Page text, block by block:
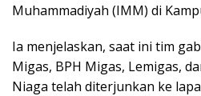
Muhammadiyah (IMM) di
Ia menjelaskan, saat ini tim
Migas, BPH Migas, Lemigas,
Niaga telah diterjunkan ke